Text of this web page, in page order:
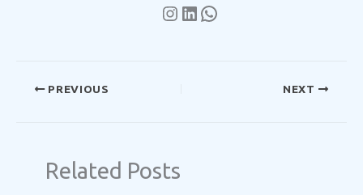
Instagram
LinkedIn
WhatsApp
PREVIOUS NEXT
Related Posts